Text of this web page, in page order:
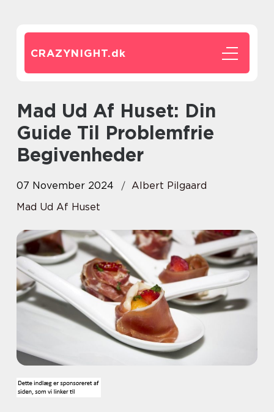
CRAZYNIGHT.dk
Mad Ud Af Huset: Din
Guide Til Problemfrie
Begivenheder
07 November 2024
Albert Pilgaard
Mad Ud Af Huset